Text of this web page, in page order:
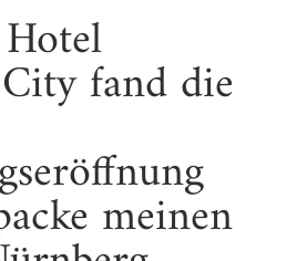
fand die
meinen